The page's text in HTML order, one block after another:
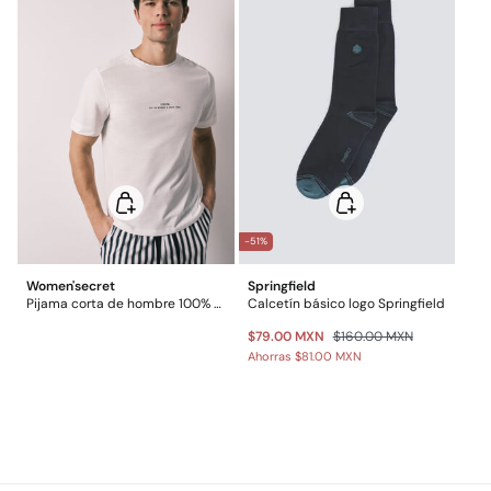
*Días laborables (L-V).
Women'secret
Pijama corta de hombre 100% de algodón a rayas
-51%
Springfield
Calcetín básico logo Springfield
$79.00 MXN $160.00 MXN
Ahorras $81.00 MXN